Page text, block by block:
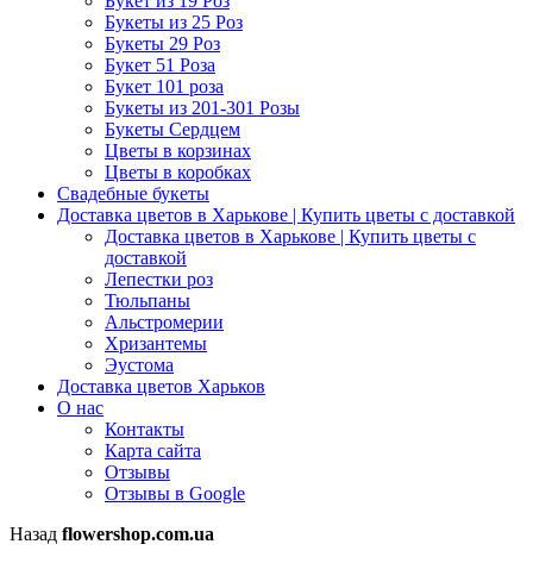
Букеты из 25 Роз
Букеты 29 Роз
Букет 51 Роза
Букет 101 роза
Букеты из 201-301 Розы
Букеты Сердцем
Цветы в корзинах
Цветы в коробках
Свадебные букеты
Доставка цветов в Харькове | Купить цветы с доставкой
Доставка цветов в Харькове | Купить цветы с
доставкой
Лепестки роз
Тюльпаны
Альстромерии
Хризантемы
Эустома
Доставка цветов Харьков
О нас
Контакты
Карта сайта
Отзывы
Отзывы в Google
Назад flowershop.com.ua